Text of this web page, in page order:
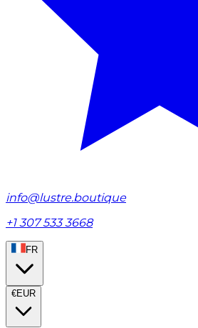
info@lustre.boutique
+1 307 533 3668
FR
€EUR